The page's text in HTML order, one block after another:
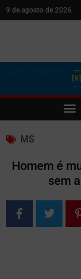
9 de agosto de 2026
MS
Homem é
sem